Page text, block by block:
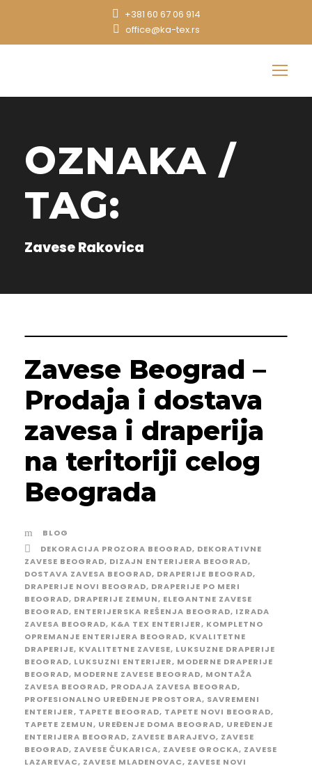
+381 60 67 06 914
office@ka-tex.rs
OZNAKA /
TAG:
Zavese Rakovica
Zavese Beograd –
Prodaja i dostava
zavesa i draperija
na teritoriji celog
Beograda
BLOG
DEKORACIJA PROZORA BEOGRAD, DEKORATIVNE
ZAVESE BEOGRAD, DIZAJN ENTERIJERA BEOGRAD,
DOSTAVA ZAVESA BEOGRAD, DRAPERIJE BEOGRAD,
DRAPERIJE NOVI BEOGRAD, DRAPERIJE PO MERI
BEOGRAD, DRAPERIJE ZEMUN, ELEGANTNE ZAVESE
BEOGRAD, ENTERIJERSKA REŠENJA BEOGRAD, IZRADA
ZAVESA BEOGRAD, K&A TEX ENTERIJER, KOMPLETNO
OPREMANJE ENTERIJERA BEOGRAD, KVALITETNE
DRAPERIJE, KVALITETNE ZAVESE, LUKSUZNE DRAPERIJE
BEOGRAD, LUKSUZNI ENTERIJER, MODERNE DRAPERIJE
BEOGRAD, MODERNE ZAVESE BEOGRAD, MONTAŽA
ZAVESA BEOGRAD, PRODAJA ZAVESA BEOGRAD,
PROFESIONALNO UREĐENJE PROSTORA, SAVREMENI
ENTERIJER, TAPETE BEOGRAD, TAPETE NOVI BEOGRAD,
TAPETE ZEMUN, UREĐENJE DOMA BEOGRAD, UREĐENJE
ENTERIJERA BEOGRAD, ZAVESE BARAJEVO, ZAVESE
BEOGRAD, ZAVESE ČUKARICA, ZAVESE GROCKA, ZAVESE
LAZAREVAC, ZAVESE MLADENOVAC, ZAVESE NOVI